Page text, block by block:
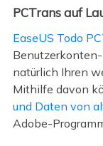
PCTrans auf
EaseUS Todo
natürlich Ihren
Mithilfe davon
und Daten von
Adobe-